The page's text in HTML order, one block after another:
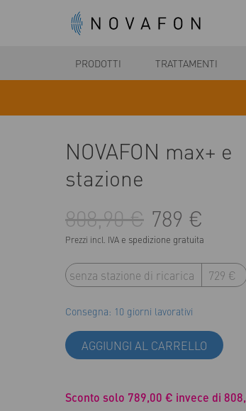
PRODOTTI TRATTAMENTI
NOVAFON max+ e
stazione
789 €
808,90 €
Prezzi incl. IVA e spedizione gratuita
Consegna: 10 giorni lavorativi
senza stazione di ricarica 729 €
Sconto solo 789,00 € invece di
AGGIUNGI AL CARRELLO